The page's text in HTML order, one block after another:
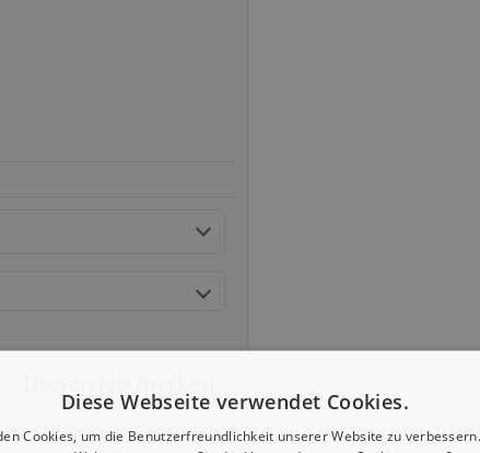
Diese Webseite verwendet Cookies.
Cookies, um die Benutzerfreundlichkeit unserer Website zu